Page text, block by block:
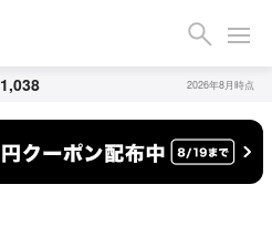
1,038 2026年8月時点